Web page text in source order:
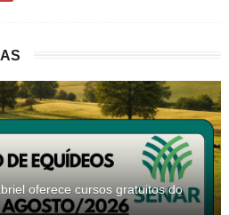
oferece cursos gratuitos do